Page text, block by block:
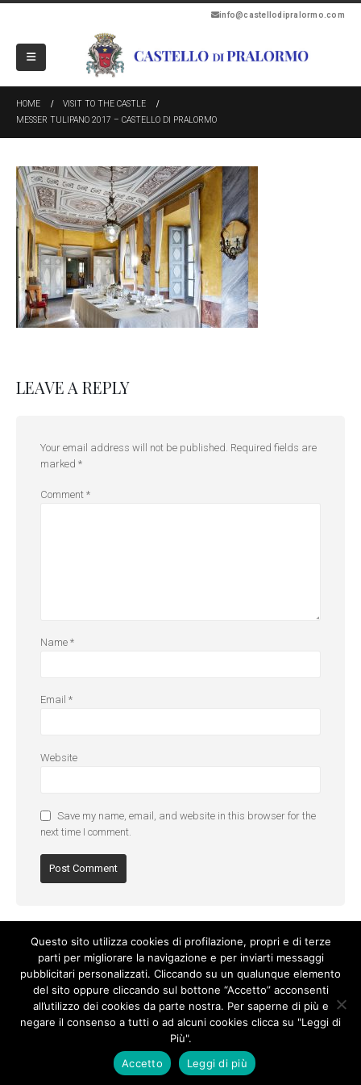
info@castellodipralormo.com
HOME
VISIT TO THE CASTLE
MESSER TULIPANO 2017 – CASTELLO DI PRALORMO
LEAVE A REPLY
Your email address will not be published. Required fields are
marked *
Comment *
Name *
Email *
Website
Save my name, email, and website in this browser for the
next time I comment.
Privacy Policy
© Copyright 2017. All Rights Reserved.
Questo sito utilizza cookies di profilazione, propri e di terze
parti per migliorare la navigazione e per inviarti messaggi
pubblicitari personalizzati. Cliccando su un qualunque elemento
del sito oppure cliccando sul bottone “Accetto” acconsenti
all’utilizzo dei cookies da parte nostra. Per saperne di più e
negare il consenso a tutti o ad alcuni cookies clicca su "Leggi di
Più".
Accetto
Leggi di più